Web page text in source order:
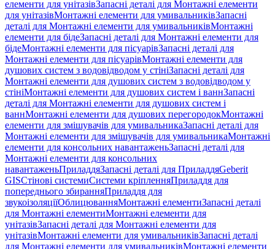
елементи для унітазівЗапасні деталі для Монтажні елементи
для унітазівМонтажні елементи для умивальниківЗапасні
деталі для Монтажні елементи для умивальниківМонтажні
елементи для бідеЗапасні деталі для Монтажні елементи для
бідеМонтажні елементи для пісуарівЗапасні деталі для
Монтажні елементи для пісуарівМонтажні елементи для
душових систем з водовідводом у стініЗапасні деталі для
Монтажні елементи для душових систем з водовідводом у
стініМонтажні елементи для душових систем і ваннЗапасні
деталі для Монтажні елементи для душових систем і
ваннМонтажні елементи для душових перегородокМонтажні
елементи для змішувачів для умивальникаЗапасні деталі для
Монтажні елементи для змішувачів для умивальникаМонтажні
елементи для консольних навантаженьЗапасні деталі для
Монтажні елементи для консольних
навантаженьПриладдяЗапасні деталі для ПриладдяGeberit
GISСтінові системиСистеми кріпленняПриладдя для
попереднього збиранняПриладдя для
звукоізоляціїОблицюванняМонтажні елементиЗапасні деталі
для Монтажні елементиМонтажні елементи для
унітазівЗапасні деталі для Монтажні елементи для
унітазівМонтажні елементи для умивальниківЗапасні деталі
для Монтажні елементи для умивальниківМонтажні елементи